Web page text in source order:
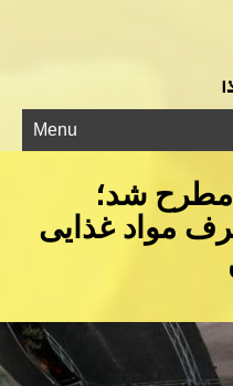
Menu
مطرح شد؛
مواد غذایی